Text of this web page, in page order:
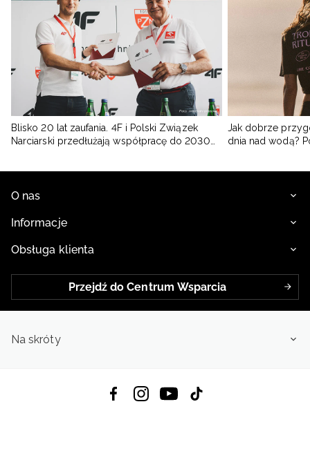
Blisko 20 lat zaufania. 4F i Polski Związek
Narciarski przedłużają współpracę do 2030
Jak dobrze
dnia nad wodą?
O nas
Informacje
Obsługa klienta
Przejdź do Centrum Wsparcia
Na skróty